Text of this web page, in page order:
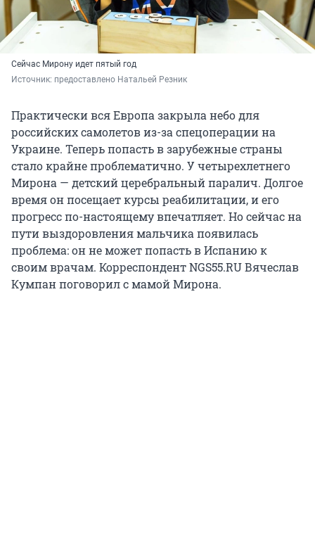
Сейчас Мирону идет пятый год
Источник: предоставлено Натальей Резник
Практически вся Европа закрыла небо для
российских самолетов из-за спецоперации на
Украине. Теперь попасть в зарубежные страны
стало крайне проблематично. У четырехлетнего
Мирона — детский церебральный паралич. Долгое
время он посещает курсы реабилитации, и его
прогресс по-настоящему впечатляет. Но сейчас на
пути выздоровления мальчика появилась
проблема: он не может попасть в Испанию к
своим врачам. Корреспондент NGS55.RU Вячеслав
Кумпан поговорил с мамой Мирона.